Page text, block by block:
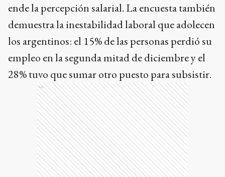
ende la percepción salarial. La encuesta también
demuestra la inestabilidad laboral que adolecen
los argentinos: el 15% de las personas perdió su
empleo en la segunda mitad de diciembre y el
28% tuvo que sumar otro puesto para subsistir.
Ads